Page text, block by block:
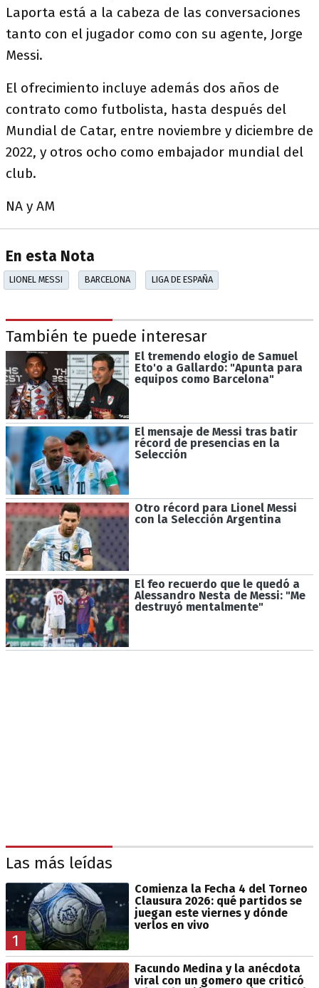
Laporta está a la cabeza de las conversaciones
tanto con el jugador como con su agente, Jorge
Messi.
El ofrecimiento incluye además dos años de
contrato como futbolista, hasta después del
Mundial de Catar, entre noviembre y diciembre de
2022, y otros ocho como embajador mundial del
club.
NA y AM
En esta Nota
LIONEL MESSI BARCELONA LIGA DE ESPAÑA
También te puede interesar
El tremendo elogio de Samuel
Eto'o a Gallardo: "Apunta para
equipos como Barcelona"
El mensaje de Messi tras batir
récord de presencias en la
Selección
Otro récord para Lionel Messi
con la Selección Argentina
El feo recuerdo que le quedó a
Alessandro Nesta de Messi: "Me
destruyó mentalmente"
Las más leídas
1
Comienza la Fecha 4 del Torneo
Clausura 2026: qué partidos se
juegan este viernes y dónde
verlos en vivo
Facundo Medina y la anécdota
viral con un gomero que criticó